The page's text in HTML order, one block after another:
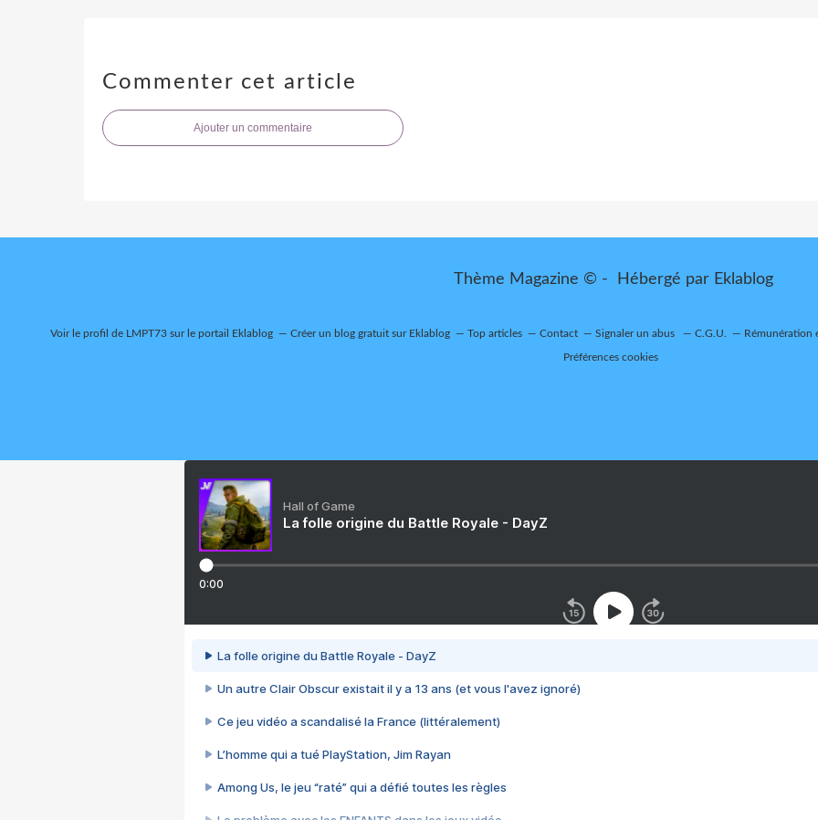
Commenter cet article
Ajouter un commentaire
Thème Magazine © - Hébergé par Eklablog
Voir le profil de LMPT73 sur le portail Eklablog Créer un blog gratuit sur Eklablog Top articles Contact Signaler un abus C.G.U. Rémunération
Préférences cookies
Hall of Game
La folle origine du Battle Royale - DayZ
0:00
La folle origine du Battle Royale - DayZ
Un autre Clair Obscur existait il y a 13 ans (et vous l'avez ignoré)
Ce jeu vidéo a scandalisé la France (littéralement)
L’homme qui a tué PlayStation, Jim Rayan
Among Us, le jeu “raté” qui a défié toutes les règles